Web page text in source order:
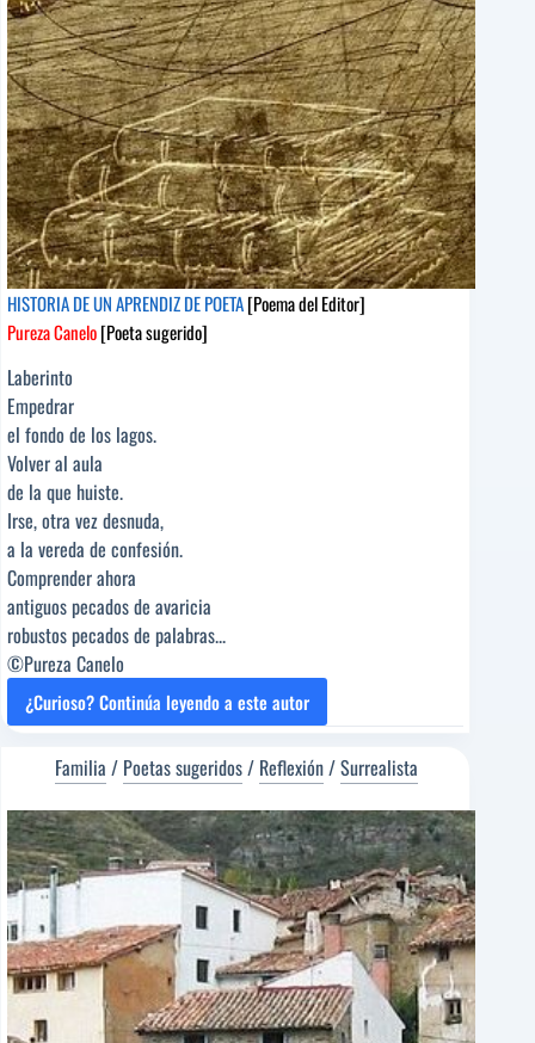
HISTORIA DE UN APRENDIZ DE POETA[Poema del Editor]
Pureza Canelo[Poeta sugerido]
Laberinto
Empedrar
el fondo de los lagos.
Volver al aula
de la que huiste.
Irse, otra vez desnuda,
a la vereda de confesión.
Comprender ahora
antiguos pecados de avaricia
robustos pecados de palabras...
©Pureza Canelo
¿Curioso? Continúa leyendo a este autor
HISTORIA
UN
APRENDIZ
DE
POETA
[Poema
Editor]
Pureza
Canelo
[Poeta
sugerido]
Familia / Poetas sugeridos/ Reflexión/Surrealista